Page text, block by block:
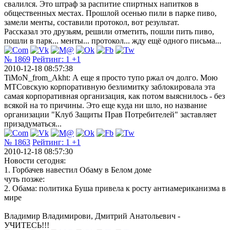
свалился. Это штраф за распитие спиртных напитков в
общественных местах. Прошлой осенью пили в парке пиво,
замели менты, составили протокол, вот результат.
Рассказал это друзьям, решили отметить, пошли пить пиво,
пошли в парк... менты... протокол... жду ещё одного письма...
№ 1869 Рейтинг: 1 +1
2010-12-18 08:57:38
TiMoN_from_Akht: А еще я просто тупо ржал оч долго. Мою
МТСовскую корпоративную безлимитку заблокировала эта
самая корпоративная организация, как потом выяснилось - без
всякой на то причины. Это еще куда ни шло, но название
организации "Клуб Защиты Прав Потребителей" заставляет
призадуматься...
№ 1863 Рейтинг: 1 +1
2010-12-18 08:57:30
Новости сегодня:
1. Горбачев навестил Обаму в Белом доме
чуть позже:
2. Обама: политика Буша привела к росту антиамериканизма в
мире
Владимир Владимирови, Дмитрий Анатольевич -
УЧИТЕСЬ!!!